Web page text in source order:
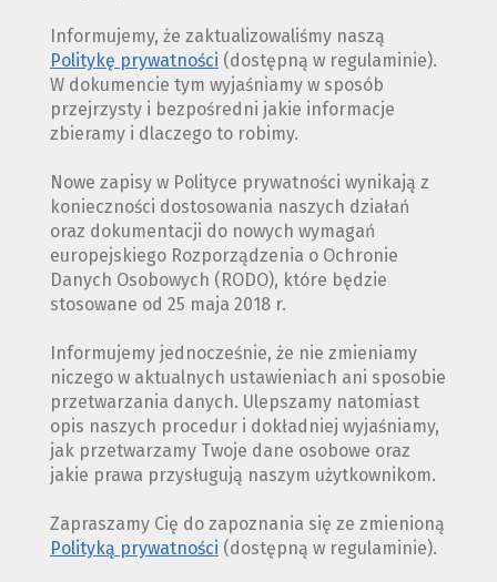
Informujemy, że zaktualizowaliśmy naszą
Politykę prywatności (dostępną w regulaminie).
W dokumencie tym wyjaśniamy w sposób
przejrzysty i bezpośredni jakie informacje
zbieramy i dlaczego to robimy.
Nowe zapisy w Polityce prywatności wynikają z
konieczności dostosowania naszych działań
oraz dokumentacji do nowych wymagań
europejskiego Rozporządzenia o Ochronie
Danych Osobowych (RODO), które będzie
stosowane od 25 maja 2018 r.
Informujemy jednocześnie, że nie zmieniamy
niczego w aktualnych ustawieniach ani sposobie
przetwarzania danych. Ulepszamy natomiast
opis naszych procedur i dokładniej wyjaśniamy,
jak przetwarzamy Twoje dane osobowe oraz
jakie prawa przysługują naszym użytkownikom.
Zapraszamy Cię do zapoznania się ze zmienioną
Polityką prywatności (dostępną w regulaminie).